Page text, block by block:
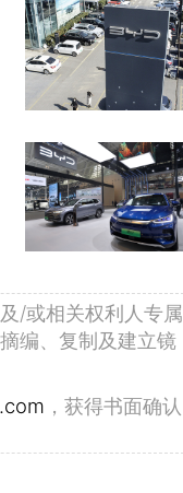
/或相关权利人专属
编、复制及建立镜
，获得书面确认